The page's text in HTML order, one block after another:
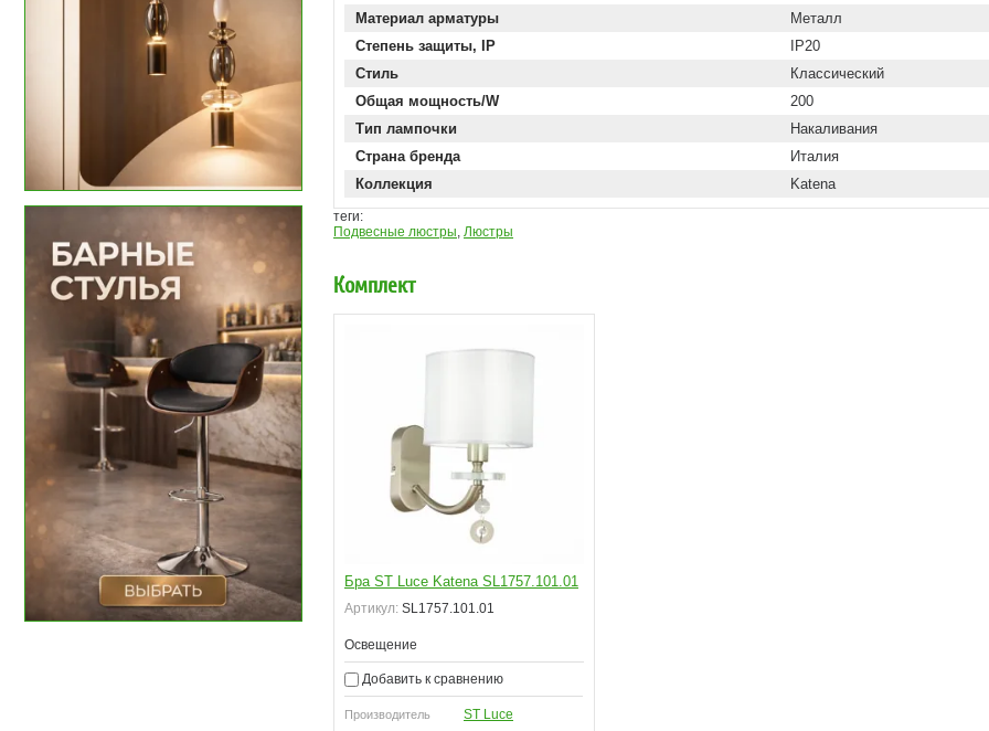
Материал арматуры
Металл
Степень защиты, IP
IP20
Стиль
Классический
Общая мощность/W
200
Тип лампочки
Накаливания
Страна бренда
Италия
Коллекция
Katena
теги:
Подвесные люстры, Люстры
Комплект
Бра ST Luce Katena SL1757.101.01
Артикул: SL1757.101.01
Освещение
Добавить к сравнению
Производитель ST Luce